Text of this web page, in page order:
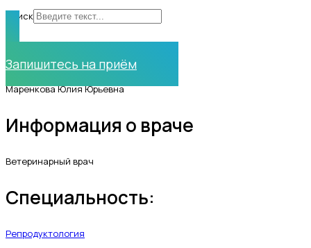
Поиск
Запишитесь на приём
Маренкова Юлия Юрьевна
Информация о враче
Ветеринарный врач
Специальность:
Репродуктология